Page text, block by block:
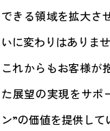
できる領域を拡大さ
いに変わりはありませ
これからもお客様が
た展望の実現をサポ
ン”の価値を提供して